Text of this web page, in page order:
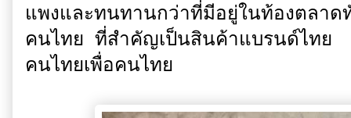
แพงและทนทานกว่าที่มีอยู่ในท้องตลา
คนไทย ที่สำคัญเป็นสินค้าแบรนด์ไทย
คนไทยเพื่อคนไทย